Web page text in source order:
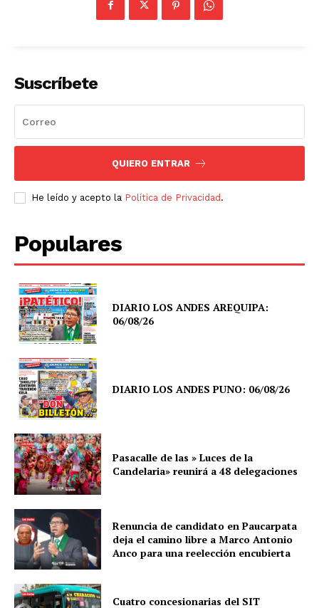
Suscríbete
QUIERO ENTRAR
He leído y acepto la Política de Privacidad.
Populares
DIARIO LOS ANDES AREQUIPA:
06/08/26
DIARIO LOS ANDES PUNO: 06/08/26
Pasacalle de las » Luces de la
Candelaria» reunirá a 48 delegaciones
Renuncia de candidato en Paucarpata
deja el camino libre a Marco Antonio
Anco para una reelección encubierta
Cuatro concesionarias del SIT